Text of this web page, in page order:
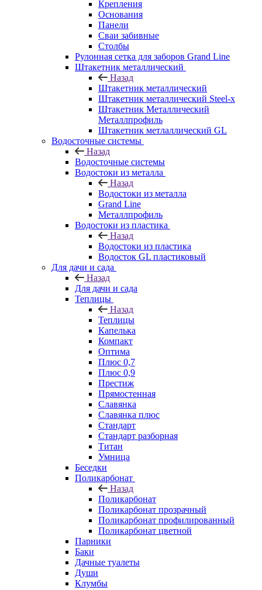
Крепления
Основания
Панели
Сваи забивные
Столбы
Рулонная сетка для заборов Grand Line
Штакетник металлический
Назад
Штакетник металлический
Штакетник металлический Steel-x
Штакетник Металлический
Металлпрофиль
Штакетник метлаллический GL
Водосточные системы
Назад
Водосточные системы
Водостоки из металла
Назад
Водостоки из металла
Grand Line
Металлпрофиль
Водостоки из пластика
Назад
Водостоки из пластика
Водосток GL пластиковый
Для дачи и сада
Назад
Для дачи и сада
Теплицы
Назад
Теплицы
Капелька
Компакт
Оптима
Плюс 0,7
Плюс 0,9
Престиж
Прямостенная
Славянка
Славянка плюс
Стандарт
Стандарт разборная
Титан
Умница
Беседки
Поликарбонат
Назад
Поликарбонат
Поликарбонат прозрачный
Поликарбонат профилированный
Поликарбонат цветной
Парники
Баки
Дачные туалеты
Души
Клумбы